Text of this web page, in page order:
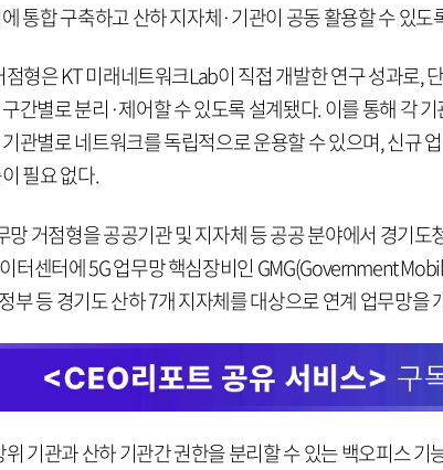
통합 구축하고 산하 지자체·기관이 공동 활용할 수 있도
점형은 KT 미래네트워크Lab이 직접 개발한 연구 성과로,
간별로 분리·제어할 수 있도록 설계됐다. 이를 통해 각
관별로 네트워크를 독립적으로 운용할 수 있으며, 신규
필요 없다.
망 거점형을 공공기관 및 지자체 등 공공 분야에서 경기
터센터에 5G 업무망 핵심장비인 GMG(Government
부 등 경기도 산하 7개 지자체를 대상으로 연계 업무망을
위 기관과 산하 기관간 권한을 분리할 수 있는 백오피스 기